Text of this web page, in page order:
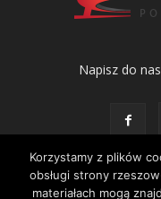
Napisz do
Korzystamy z plików
obsługi strony
materiałach mogą